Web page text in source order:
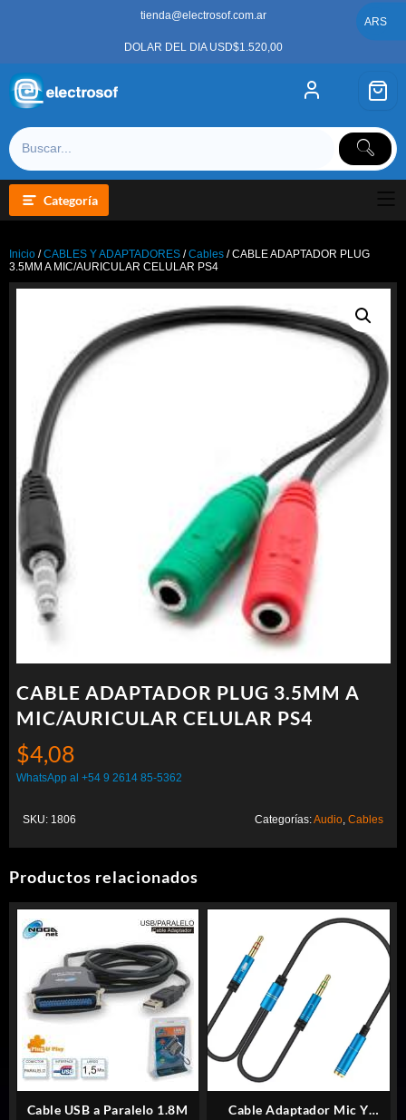
tienda@electrosof.com.ar
DOLAR DEL DIA USD$1.520,00
Categoría
Inicio /CABLES Y ADAPTADORES /Cables / CABLE ADAPTADOR PLUG
3.5MM A MIC/AURICULAR CELULAR PS4
CABLE ADAPTADOR PLUG 3.5MM A
MIC/AURICULAR CELULAR PS4
$4,08
WhatsApp al +54 9 2614 85-5362
SKU: 1806 Categorías:Audio Cables
Productos relacionados
Cable USB a Paralelo 1.8M
Cable Adaptador Mic Y
ARS